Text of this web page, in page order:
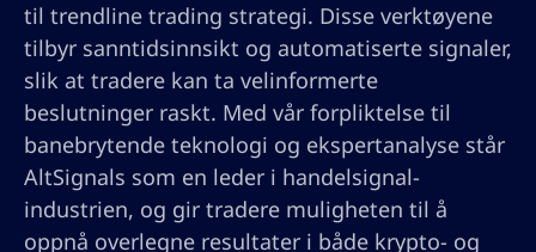
til trendline trading strategi. Disse verktøyene
tilbyr sanntidsinnsikt og automatiserte signaler,
slik at tradere kan ta velinformerte
beslutninger raskt. Med vår forpliktelse til
banebrytende teknologi og ekspertanalyse står
AltSignals som en leder i handelsignal-
industrien, og gir tradere muligheten til å
oppnå overlegne resultater i både krypto- og